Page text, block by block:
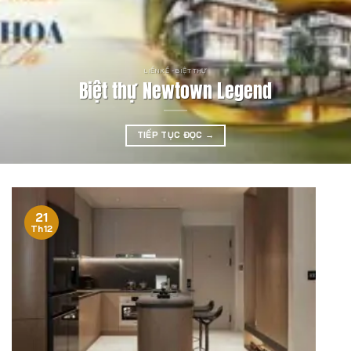
LIỀN KỀ - BIỆT THỰ
Biệt thự Newtown Legend
TIẾP TỤC ĐỌC →
21
Th12